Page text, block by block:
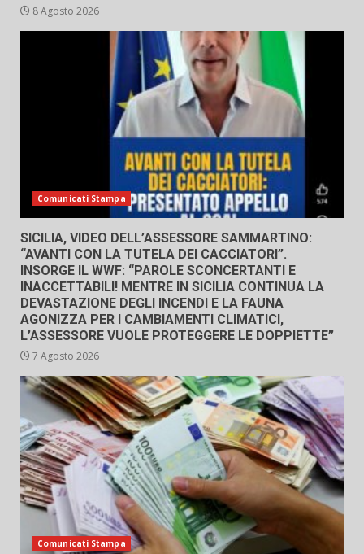
8 Agosto 2026
Comunicati Stampa
SICILIA, VIDEO DELL’ASSESSORE SAMMARTINO:
“AVANTI CON LA TUTELA DEI CACCIATORI”.
INSORGE IL WWF: “PAROLE SCONCERTANTI E
INACCETTABILI! MENTRE IN SICILIA CONTINUA LA
DEVASTAZIONE DEGLI INCENDI E LA FAUNA
AGONIZZA PER I CAMBIAMENTI CLIMATICI,
L’ASSESSORE VUOLE PROTEGGERE LE DOPPIETTE”
7 Agosto 2026
Comunicati Stampa